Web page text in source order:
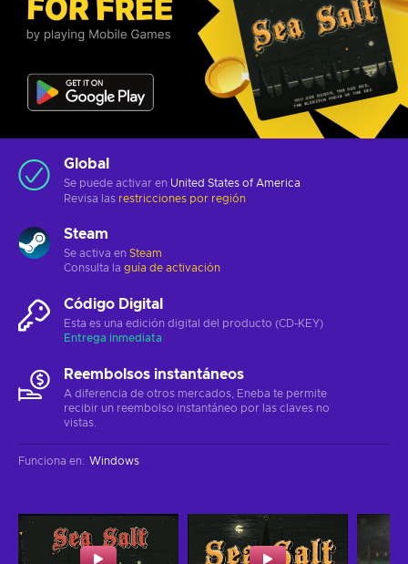
Global
Se puede activar en United States of America
Revisa las restricciones por región
Steam
Se activa en Steam
Consulta la guía de activación
Código Digital
Esta es una edición digital del producto (CD-KEY)
Entrega inmediata
Reembolsos instantáneos
A diferencia de otros mercados, Eneba te permite
recibir un reembolso instantáneo por las claves no
vistas.
Funciona en: Windows